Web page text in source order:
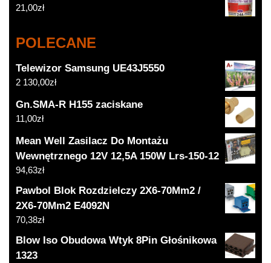
21,00zł
POLECANE
Telewizor Samsung UE43J5550
2 130,00zł
Gn.SMA-R H155 zaciskane
11,00zł
Mean Well Zasilacz Do Montażu
Wewnętrznego 12V 12,5A 150W Lrs-150-12
94,63zł
Pawbol Blok Rozdzielczy 2X6-70Mm2 /
2X6-70Mm2 E4092N
70,38zł
Blow Iso Obudowa Wtyk 8Pin Głośnikowa
1323